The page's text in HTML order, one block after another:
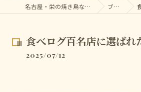
名古屋・栄の焼き鳥なら大銀杏 ブログ
食べログ百名店に選ばれ
2025/07/12